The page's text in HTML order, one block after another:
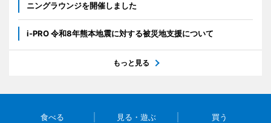
ニングラウンジを開催しました
i-PRO 令和8年熊本地震に対する被災地支援について
もっと見る
食べる 見る・遊ぶ 買う